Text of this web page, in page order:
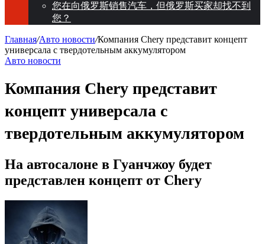
您在向俄罗斯销售汽车，但俄罗斯买家却找不到
您？
Главная/Авто новости/Компания Chery представит концепт
универсала с твердотельным аккумулятором
Авто новости
Компания Chery представит
концепт универсала с
твердотельным аккумулятором
На автосалоне в Гуанчжоу будет
представлен концепт от Chery